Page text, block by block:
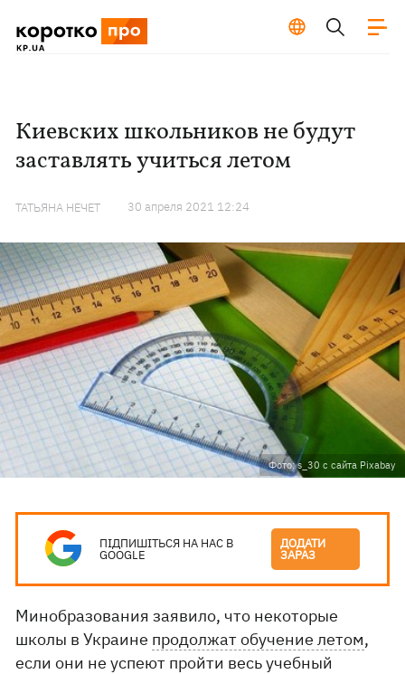
Киевских школьников не будут
заставлять учиться летом
ТАТЬЯНА НЕЧЕТ 30 апреля 2021 12:24
Фото: s_30 с сайта Pixabay
ПІДПИШІТЬСЯ НА НАС В
GOOGLE
ДОДАТИ
ЗАРАЗ
Минобразования заявило, что некоторые
школы в Украине продолжат обучение летом,
если они не успеют пройти весь учебный